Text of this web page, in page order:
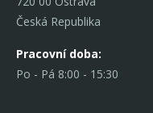
Česká Republika
Pracovní doba:
Po - Pá 8:00 - 15:30